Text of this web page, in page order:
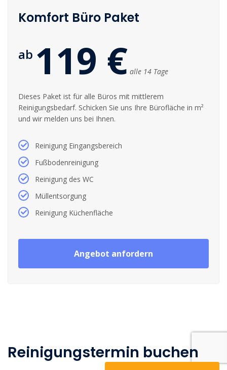
Komfort Büro Paket
ab 119 € alle 14 Tage
Dieses Paket ist für alle Büros mit mittlerem
Reinigungsbedarf. Schicken Sie uns Ihre Bürofläche in m²
und wir melden uns bei Ihnen.
Reinigung Eingangsbereich
Fußbodenreinigung
Reinigung des WC
Müllentsorgung
Reinigung Küchenfläche
Angebot anfordern
Reinigungstermin buchen